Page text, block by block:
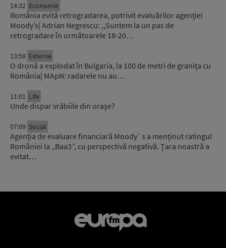
14:32 Economie
România evită retrogradarea, potrivit evaluărilor agenției
Moody’s| Adrian Negrescu: ,,Suntem la un pas de
retrogradare în următoarele 18-20…
13:59 Externe
O dronă a explodat în Bulgaria, la 100 de metri de granița cu
România| MApN: radarele nu au…
11:01 Life
Unde dispar vrăbiile din orașe?
07:09 Social
Agenția de evaluare financiară Moody`s a menținut ratingul
României la „Baa3”, cu perspectivă negativă. Țara noastră a
evitat…